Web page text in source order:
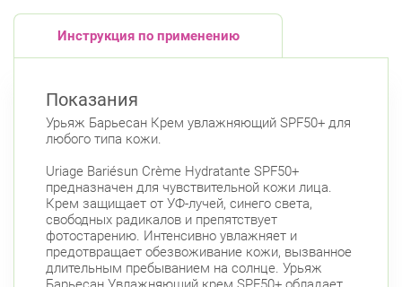
Инструкция по применению
Показания
Урьяж Барьесан Крем увлажняющий SPF50+ для
любого типа кожи.
Uriage Bariésun Crème Hydratante SPF50+
предназначен для чувствительной кожи лица.
Крем защищает от УФ-лучей, синего света,
свободных радикалов и препятствует
фотостарению. Интенсивно увлажняет и
предотвращает обезвоживание кожи, вызванное
длительным пребыванием на солнце. Урьяж